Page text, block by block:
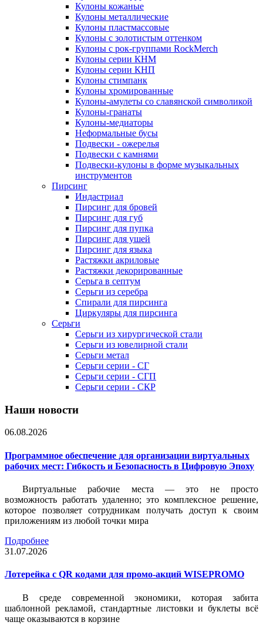
Кулоны кожаные
Кулоны металлические
Кулоны пластмассовые
Кулоны с золотистым оттенком
Кулоны с рок-группами RockMerch
Кулоны серии КНМ
Кулоны серии КНП
Кулоны стимпанк
Кулоны хромированные
Кулоны-амулеты со славянской символикой
Кулоны-гранаты
Кулоны-медиаторы
Неформальные бусы
Подвески - ожерелья
Подвески с камнями
Подвески-кулоны в форме музыкальных
инструментов
Пирсинг
Индастриал
Пирсинг для бровей
Пирсинг для губ
Пирсинг для пупка
Пирсинг для ушей
Пирсинг для языка
Растяжки акриловые
Растяжки декорированные
Серьга в септум
Серьги из серебра
Спирали для пирсинга
Циркуляры для пирсинга
Серьги
Серьги из хирургической стали
Серьги из ювелирной стали
Серьги метал
Серьги серии - СГ
Серьги серии - СГП
Серьги серии - СКР
Наши новости
06.08.2026
Программное обеспечение для организации виртуальных
рабочих мест: Гибкость и Безопасность в Цифровую Эпоху
Виртуальные рабочие места — это не просто
возможность работать удаленно; это комплексное решение,
которое позволяет сотрудникам получать доступ к своим
приложениям из любой точки мира
Подробнее
31.07.2026
Лотерейка c QR кодами для промо-акций WISEPROMO
В среде современной экономики, которая забита
шаблонной рекламой, стандартные листовки и буклеты всё
чаще оказываются в корзине